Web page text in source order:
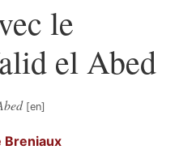
le
el Abed
Breniaux